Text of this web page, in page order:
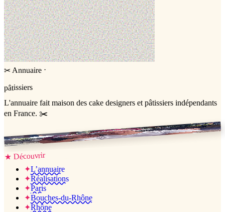
✂ Annuaire ·
pâtissiers
L'annuaire fait maison des cake designers et pâtissiers indépendants
en France. ✂️
Jessica & Jérémy ♡
★ Découvrir
✦L’annuaire
✦Réalisations
✦Paris
✦Bouches-du-Rhône
✦Rhône